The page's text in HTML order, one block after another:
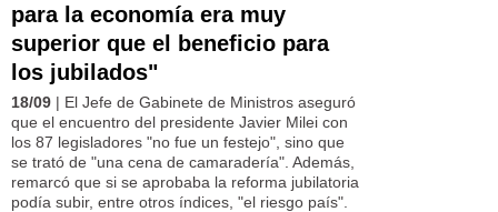
para la economía era muy
superior que el beneficio para
los jubilados"
18/09 | El Jefe de Gabinete de Ministros aseguró
que el encuentro del presidente Javier Milei con
los 87 legisladores "no fue un festejo", sino que
se trató de "una cena de camaradería". Además,
remarcó que si se aprobaba la reforma jubilatoria
podía subir, entre otros índices, "el riesgo país".